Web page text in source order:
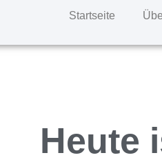
Startseite
Heute